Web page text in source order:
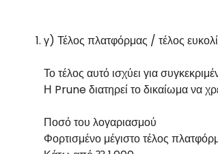
γ) Τέλος πλατφόρμας / τέλος
Το τέλος αυτό ισχύει για
Η Prune διατηρεί το δικαίωμα να
Ποσό του λογαριασμού
Φορτισμένο μέγιστο τέλος